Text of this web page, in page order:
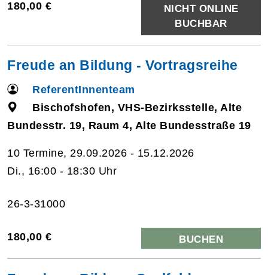
180,00 €
NICHT ONLINE
BUCHBAR
Freude an Bildung - Vortragsreihe
ReferentInnenteam
Bischofshofen, VHS-Bezirksstelle, Alte
Bundesstr. 19, Raum 4, Alte Bundesstraße 19
10 Termine, 29.09.2026 - 15.12.2026
Di., 16:00 - 18:30 Uhr
26-3-31000
180,00 € BUCHEN